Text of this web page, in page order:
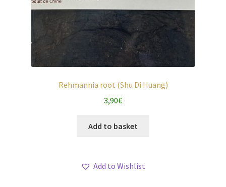
Rehmannia root (Shu Di Huang)
3,90€
Add to basket
Add to Wishlist